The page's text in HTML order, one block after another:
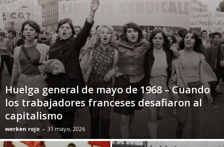
Huelga general de mayo de 1968 – Cuando
los trabajadores franceses desafiaron al
capitalismo
werken rojo - 31 mayo, 2026